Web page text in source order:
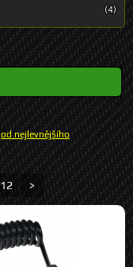
(4)
od nejlevnějšího
12 >